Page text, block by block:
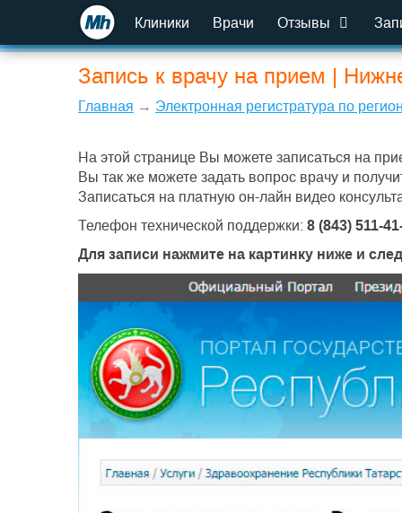
Клиники Врачи Отзывы
Запись к врачу на прием |
Главная → Электронная регистратура по
На этой странице Вы можете записаться на
Вы так же можете задать вопрос врачу и
Записаться на платную он-лайн видео
Телефон технической поддержки: 8 (843) 511-
Для записи нажмите на картинку ниже и